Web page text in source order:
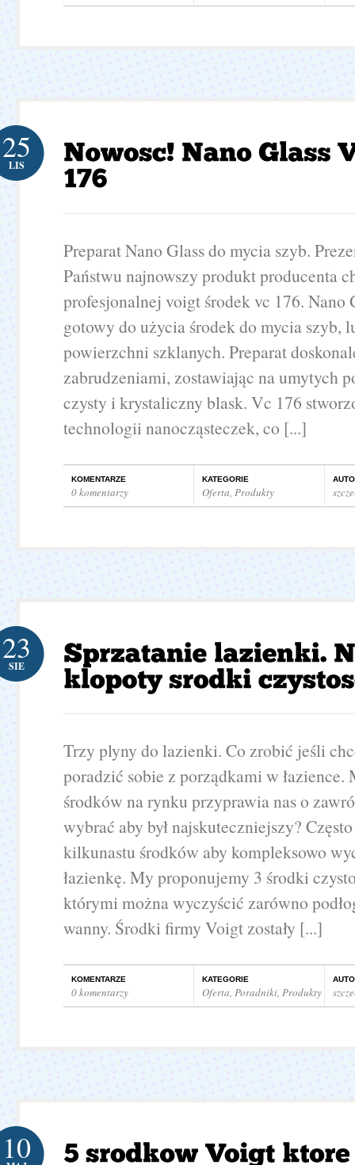
25
LIS
Preparat Nano Glass do mycia szyb.
Państwu najnowszy produkt producenta
profesjonalnej voigt środek vc 176. Nano
gotowy do użycia środek do mycia szyb,
powierzchni szklanych. Preparat
zabrudzeniami, zostawiając na umytych
czysty i krystaliczny blask. Vc 176
technologii nanocząsteczek, co [...]
KOMENTARZE
0 komentarzy
KATEGORIE
Oferta, Produkty
23
SIE
Trzy plyny do lazienki. Co zrobić jeśli
poradzić sobie z porządkami w łazience.
środków na rynku przyprawia nas o
wybrać aby był najskuteczniejszy?
kilkunastu środków aby kompleksowo
łazienkę. My proponujemy 3 środki
którymi można wyczyścić zarówno
wanny. Środki firmy Voigt zostały [...]
KOMENTARZE
0 komentarzy
KATEGORIE
Oferta, Poradniki, Produkty
10